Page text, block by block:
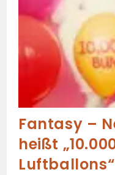
Fantasy –
heißt
Luftballons“